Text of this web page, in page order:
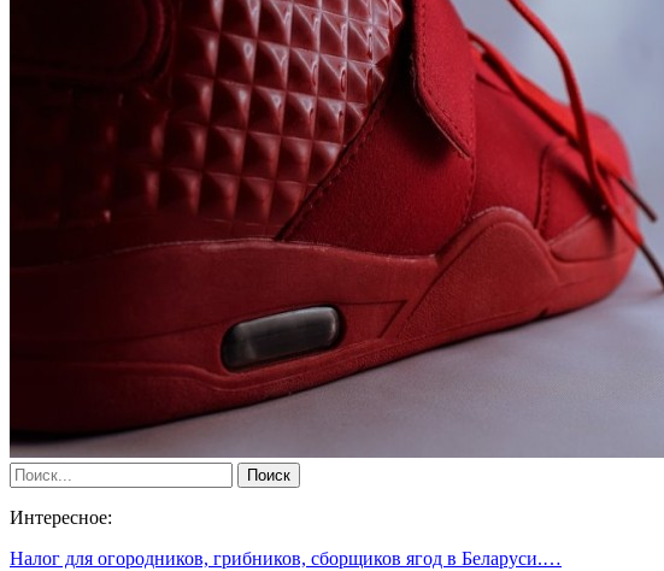
Интересное:
Налог для огородников, грибников, сборщиков ягод в Беларуси.…